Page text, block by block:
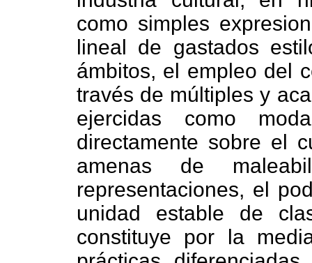
como simples
lineal de gastados
ámbitos, el empleo del
través de múltiples y
ejercidas como
directamente sobre el
amenas de
representaciones, el
unidad estable de
constituye por la